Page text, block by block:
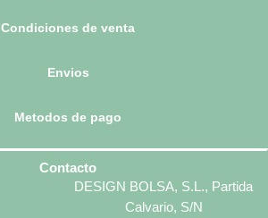
Condiciones de venta
Envios
Metodos de pago
Contacto
DESIGN BOLSA, S.L., Partida
Calvario, S/N